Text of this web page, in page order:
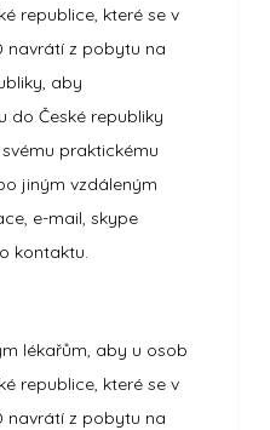
republice, které se v
navrátí z pobytu na
aby
do České republiky
praktickému
jiným vzdáleným
e-mail, skype
kontaktu.
lékařům, aby u osob
republice, které se v
navrátí z pobytu na